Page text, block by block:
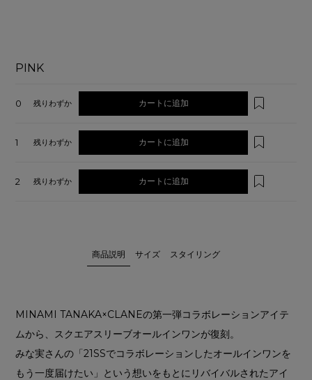
PINK
0 残りわずか カートに追加
1 残りわずか カートに追加
2 残りわずか カートに追加
商品説明 サイズ スタイリング
MINAMI TANAKA×CLANEの第一弾コラボレーションアイテ
ムから、スクエアスリーブオールインワンが復刻。
みな実さんの「21SSでコラボレーションしたオールインワンを
もう一度届けたい」という想いをもとにリバイバルされたアイ